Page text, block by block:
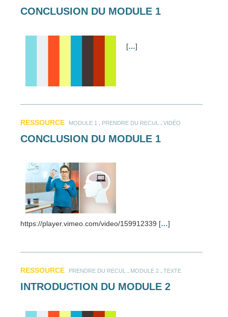
CONCLUSION DU MODULE 1
[…]
RESSOURCE MODULE 1 PRENDRE DU RECUL VIDÉO
CONCLUSION DU MODULE 1
https://player.vimeo.com/video/159912339 […]
RESSOURCE PRENDRE DU RECUL MODULE 2 TEXTE
INTRODUCTION DU MODULE 2